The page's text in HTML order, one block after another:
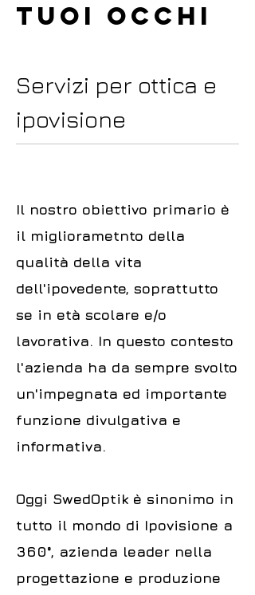
tuoi occhi
Servizi per ottica e
ipovisione
Il nostro obiettivo primario è
il migliorametnto della
qualità della vita
dell'ipovedente, soprattutto
se in età scolare e/o
lavorativa. In questo contesto
l'azienda ha da sempre svolto
un'impegnata ed importante
funzione divulgativa e
informativa.
Oggi SwedOptik è sinonimo in
tutto il mondo di Ipovisione a
360°, azienda leader nella
progettazione e produzione